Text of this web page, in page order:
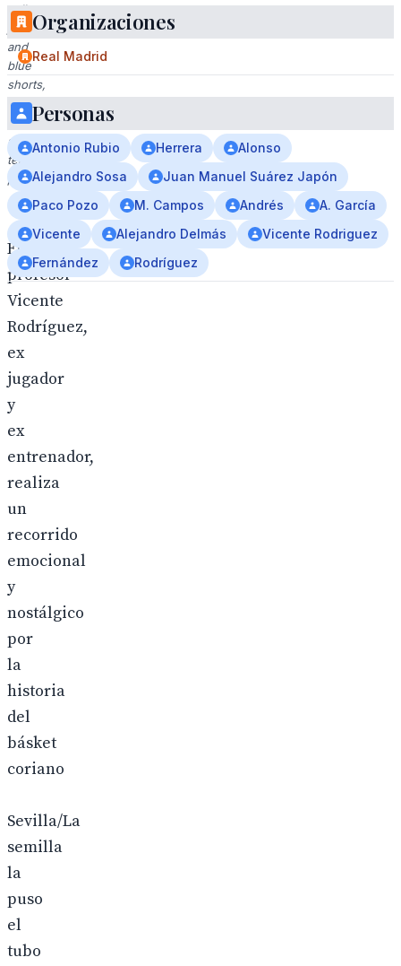
yellow
jerseys
and
blue
shorts,
posing
for
a
team
photo.
El
profesor
Vicente
Rodríguez,
ex
jugador
y
ex
entrenador,
realiza
un
recorrido
emocional
y
nostálgico
por
la
historia
del
básket
coriano
Sevilla/La
semilla
la
puso
el
tubo
Organizaciones
Real Madrid
Personas
Antonio Rubio Herrera
Alonso
Alejandro Sosa
Juan Manuel Suárez Japón
Paco Pozo
M. Campos Andrés
A. García
Vicente
Alejandro Delmás
Vicente Rodriguez
Fernández
Rodríguez